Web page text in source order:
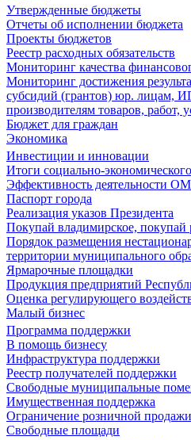
Утвержденные бюджеты
Отчеты об исполнении бюджета
Проекты бюджетов
Реестр расходных обязательств
Мониторинг качества
Мониторинг достижения
субсидий (грантов) юр. лицам,
производителям товаров, работ,
Бюджет для граждан
Экономика
Инвестиции и инновации
Итоги социально-
Эффективность деятельности
Паспорт города
Реализация указов Президента
Покупай владимирское, покупай
Порядок размещения
территории муниципального
Ярмарочные площадки
Продукция предприятий
Оценка регулирующего
Малый бизнес
Программа поддержки
В помощь бизнесу
Инфраструктура поддержки
Реестр получателей поддержки
Свободные муниципальные
Имущественная поддержка
Ограничение розничной
Свободные площади